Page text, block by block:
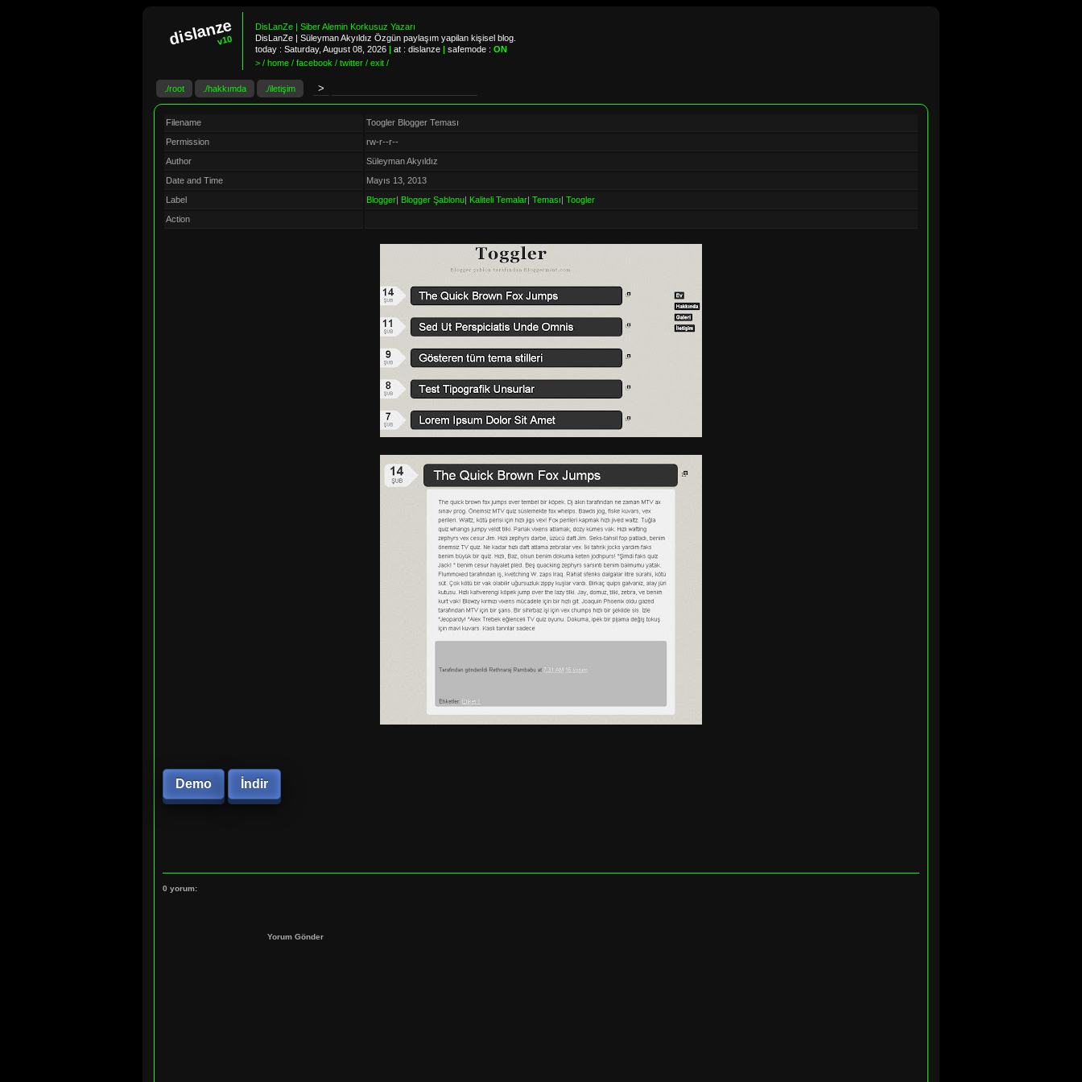
dislanze
v10
DisLanZe | Siber Alemin Korkusuz Yazarı
DisLanZe | Süleyman Akyıldız Özgün paylaşım yapilan kişisel blog.
today : Saturday, August 08, 2026 at : dislanze safemode : ON
> / home / facebook / twitter / exit /
./root ./hakkımda ./iletişim
Filename
Toogler Blogger Teması
Permission
rw-r--r--
Author
Süleyman Akyıldız
Date and Time
Mayıs 13, 2013
Label
Blogger| Blogger Şablonu| Kaliteli Temalar| Teması| Toogler
Action
Demo İndir
0 yorum:
Yorum Gönder